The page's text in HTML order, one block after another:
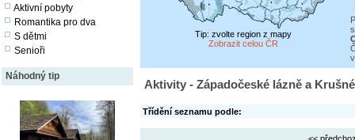
Aktivní pobyty
Romantika pro dva
S dětmi
Senioři
Náhodný tip
Tip: zvolte region z mapy
Zobrazit celou ČR
Aktivity - Západočeské lázně a
Třídění seznamu podle: